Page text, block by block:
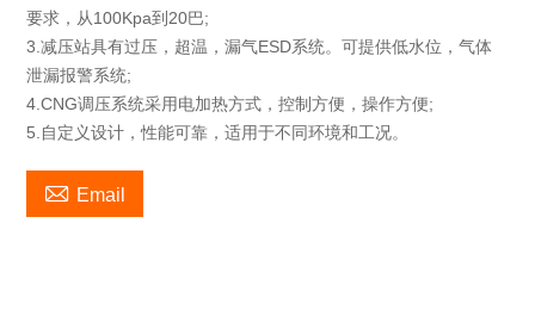
要求，从100Kpa到20巴;
3.减压站具有过压，超温，漏气ESD系统。可提供低水位，气体
泄漏报警系统;
4.CNG调压系统采用电加热方式，控制方便，操作方便;
5.自定义设计，性能可靠，适用于不同环境和工况。
 Email